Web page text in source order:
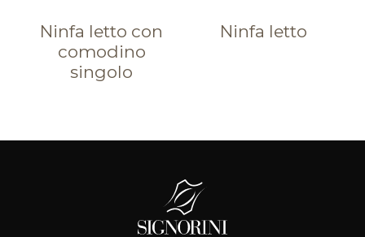
Ninfa letto con
comodino
singolo
Ninfa letto